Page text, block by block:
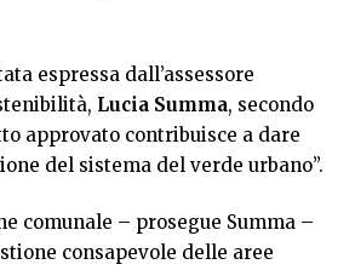
espressa dall’assessore
Lucia Summa, secondo
approvato contribuisce a dare
del sistema del verde urbano”.
comunale – prosegue Summa –
consapevole delle aree